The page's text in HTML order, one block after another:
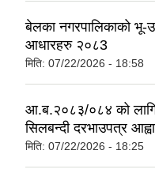
बेलका नगरपालिकाको भू-
आधारहरु २०८3
मिति: 07/22/2026 - 18:58
आ.ब.२०८३/०८४ को
सिलबन्दी दरभाउपत्र
मिति: 07/22/2026 - 18:25